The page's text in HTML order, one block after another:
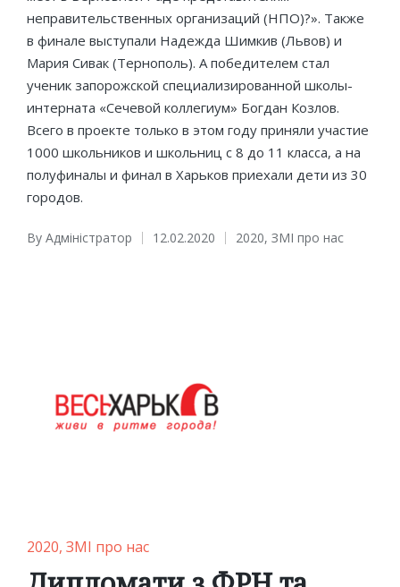
неправительственных организаций (НПО)?». Также
в финале выступали Надежда Шимкив (Львов) и
Мария Сивак (Тернополь). А победителем стал
ученик запорожской специализированной школы-
интерната «Сечевой коллегиум» Богдан Козлов.
Всего в проекте только в этом году приняли участие
1000 школьников и школьниц с 8 до 11 класса, а на
полуфиналы и финал в Харьков приехали дети из 30
городов.
Posted
By Адміністратор 12.02.2020
Posted
2020, ЗМІ про нас
Posted
in
2020 ЗМІ про нас